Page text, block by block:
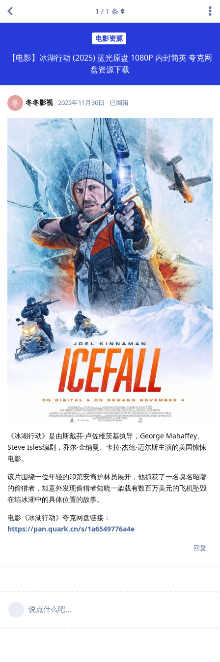
电影资源
【电影】冰湖行动 (2025) 蓝光原盘 1080P 内封简英 夸克网
盘资源下载
1 / 1 条
冬 冬冬影视 2025年11月30日 已编辑
《冰湖行动》是由斯戴芬·卢佐维茨基执导，George Mahaffey、
Steve Isles编剧，乔尔·金纳曼、卡拉·杰德·迈尔斯主演的美国惊悚
电影。
该片围绕一位年轻的印第安裔护林员展开，他抓获了一名臭名昭著
的偷猎者，却意外发现偷猎者知晓一架载有数百万美元的飞机坠毁
在结冰湖中的具体位置的故事。
电影《冰湖行动》夸克网盘链接：
https://pan.quark.cn/s/1a6549776a4e
回复
说点什么吧...